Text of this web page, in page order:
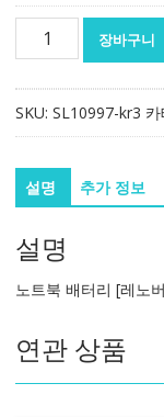
터
[레
노
LENOVO
IdeaPad
330-
수
량
장바구니
SKU: SL10997-kr3
설명 추가 정보
설명
노트북 배터리 [레노
연관 상품